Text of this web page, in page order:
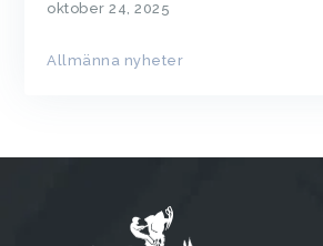
oktober 24, 2025
Allmänna nyheter